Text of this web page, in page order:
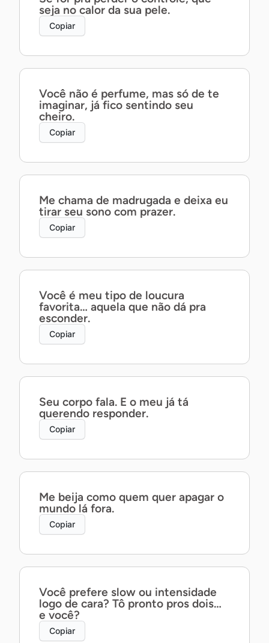
seja no calor da sua pele.
Copiar
Você não é perfume, mas só de te
imaginar, já fico sentindo seu
cheiro.
Copiar
Me chama de madrugada e deixa eu
tirar seu sono com prazer.
Copiar
Você é meu tipo de loucura
favorita… aquela que não dá pra
esconder.
Copiar
Seu corpo fala. E o meu já tá
querendo responder.
Copiar
Me beija como quem quer apagar o
mundo lá fora.
Copiar
Você prefere slow ou intensidade
logo de cara? Tô pronto pros dois…
e você?
Copiar